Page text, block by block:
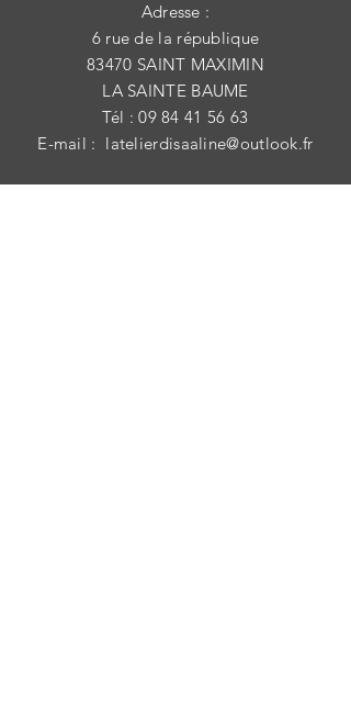
Adresse :
6 rue de la république
83470 SAINT MAXIMIN
LA SAINTE BAUME
Tél :09 84 41 56 63
E-mail : latelierdisaaline@outlook.fr